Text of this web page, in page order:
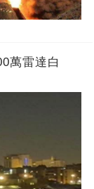
萬雷達白